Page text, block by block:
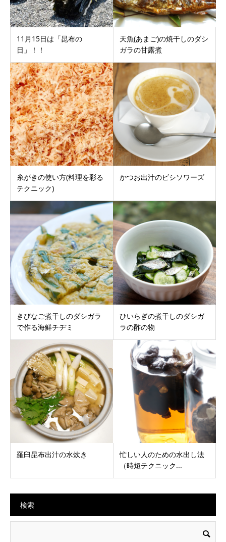
11月15日は「昆布の
日」！！
天魚(あまご)の焼干しのダシ
ガラの甘露煮
糸がきの使い方(料理を彩る
テクニック)
かつお出汁のビシソワーズ
きびなご煮干しのダシガラ
で作る海鮮チヂミ
ひいらぎの煮干しのダシガ
ラの酢の物
羅臼昆布出汁の水炊き
忙しい人のための水出し法
（時短テクニック...
検索